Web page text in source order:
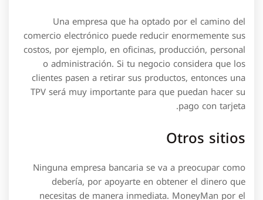
Una empresa que ha optado por el camino del
comercio electrónico puede reducir enormemente sus
costos, por ejemplo, en oficinas, producción, personal
o administración. Si tu negocio considera que los
clientes pasen a retirar sus productos, entonces una
TPV será muy importante para que puedan hacer su
pago con tarjeta.
Otros sitios
Ninguna empresa bancaria se va a preocupar como
debería, por apoyarte en obtener el dinero que
necesitas de manera inmediata. MoneyMan por el